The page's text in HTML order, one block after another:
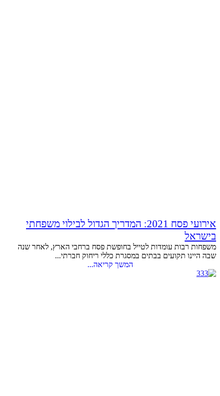
אירועי פסח 2021: המדריך הגדול לבילוי משפחתי
בישראל
משפחות רבות עומדות לטייל בחופשת פסח ברחבי הארץ, לאחר שנה
שבה היינו תקועים בבתים במסגרת כללי ריחוק חברתי...
המשך קריאה...